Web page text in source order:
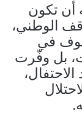
أن تكون
الوطني،
في
بل وفّرت